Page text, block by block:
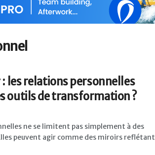
: les relations personnelles
outils de transformation ?
ne se limitent pas simplement à des
peuvent agir comme des miroirs reflétant